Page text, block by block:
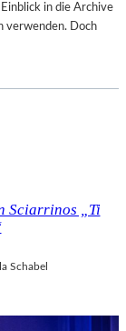
in die Archive
verwenden. Doch
Sciarrinos „Ti
Schabel